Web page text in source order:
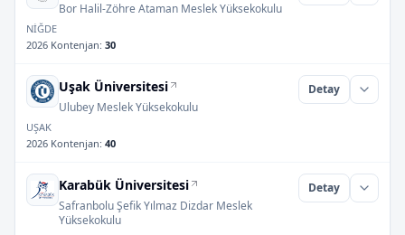
Bor Halil-Zöhre Ataman Meslek Yüksekokulu
NİĞDE
2026 Kontenjan: 30
Uşak Üniversitesi
Ulubey Meslek Yüksekokulu
Detay
UŞAK
2026 Kontenjan: 40
Karabük Üniversitesi
Safranbolu Şefik Yılmaz Dizdar Meslek
Yüksekokulu
Detay